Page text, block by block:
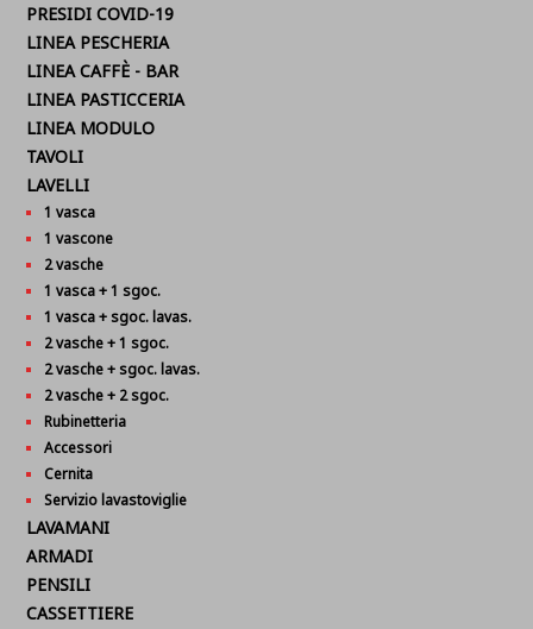
PRESIDI COVID-19
LINEA PESCHERIA
LINEA CAFFÈ - BAR
LINEA PASTICCERIA
LINEA MODULO
TAVOLI
LAVELLI
1 vasca
1 vascone
2 vasche
1 vasca + 1 sgoc.
1 vasca + sgoc. lavas.
2 vasche + 1 sgoc.
2 vasche + sgoc. lavas.
2 vasche + 2 sgoc.
Rubinetteria
Accessori
Cernita
Servizio lavastoviglie
LAVAMANI
ARMADI
PENSILI
CASSETTIERE